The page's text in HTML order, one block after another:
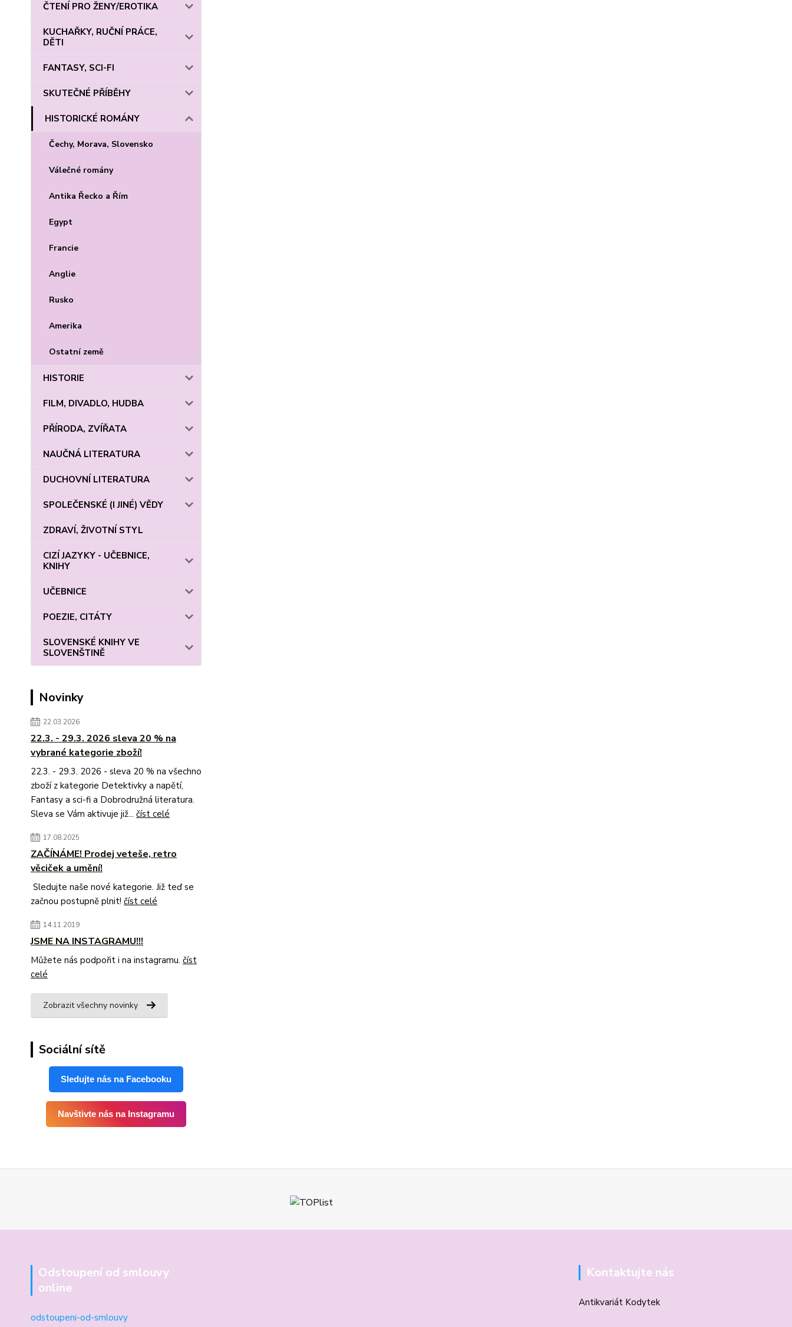
ČTENÍ PRO ŽENY/EROTIKA
KUCHAŘKY, RUČNÍ PRÁCE,
DĚTI
FANTASY, SCI-FI
SKUTEČNÉ PŘÍBĚHY
HISTORICKÉ ROMÁNY
Čechy, Morava, Slovensko
Válečné romány
Antika Řecko a Řím
Egypt
Francie
Anglie
Rusko
Amerika
Ostatní země
HISTORIE
FILM, DIVADLO, HUDBA
PŘÍRODA, ZVÍŘATA
NAUČNÁ LITERATURA
DUCHOVNÍ LITERATURA
SPOLEČENSKÉ (I JINÉ) VĚDY
ZDRAVÍ, ŽIVOTNÍ STYL
CIZÍ JAZYKY - UČEBNICE,
KNIHY
UČEBNICE
POEZIE, CITÁTY
SLOVENSKÉ KNIHY VE
SLOVENŠTINĚ
Novinky
22.03.2026
22.3. - 29.3. 2026 sleva 20 % na
vybrané kategorie zboží!
22.3. - 29.3. 2026 - sleva 20 % na všechno
zboží z kategorie Detektivky a napětí,
Fantasy a sci-fi a Dobrodružná literatura.
Sleva se Vám aktivuje již... číst celé
17.08.2025
ZAČÍNÁME! Prodej veteše, retro
věciček a umění!
Sledujte naše nové kategorie. Již teď se
začnou postupně plnit! číst celé
14.11.2019
JSME NA INSTAGRAMU!!!
Můžete nás podpořit i na instagramu. číst
celé
Zobrazit všechny novinky
Sociální sítě
Sledujte nás na Facebooku
Navštivte nás na Instagramu
Odstoupení od smlouvy
online
odstoupeni-od-smlouvy
Kontaktujte nás
Antikvariát Kodytek